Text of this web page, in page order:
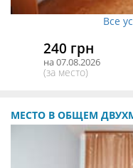
Все
240 грн
на 07.08.2026
(за место)
МЕСТО В ОБЩЕМ